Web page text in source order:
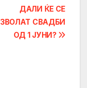
ДАЛИ ЌЕ СЕ
СВАДБИ
ОД 1 ЈУНИ?